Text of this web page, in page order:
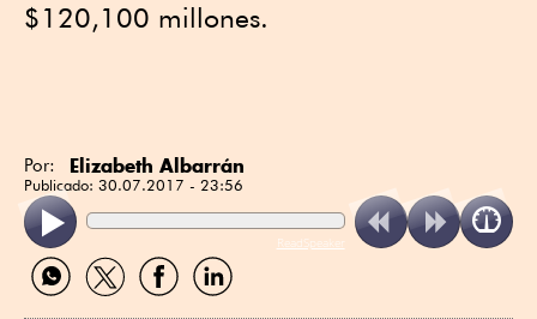
$120,100 millones.
Por: Elizabeth Albarrán
Publicado: 30.07.2017 - 23:56
ReadSpeaker
Compartir
por
Compartir
por
Compartir
por
Compartir
por